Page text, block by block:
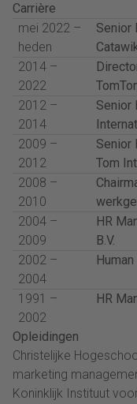
Carrière
mei 2022 –
heden
Senior
2014 –
2022
2012 –
2014
Senior
2009 –
2012
Senior
Tom
2008 –
2010
2004 –
2009
HR
B.V.
2002 –
2004
1991 –
2002
HR
Opleidingen
Christelijke
marketing
Koninklijk Instituut